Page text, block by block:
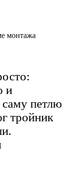
монтажа
и
саму петлю
тройник